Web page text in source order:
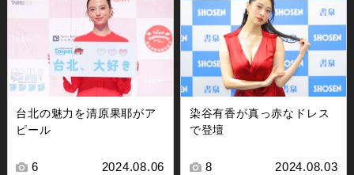
台北の魅力を清原果耶がア
ピール
6 2024.08.06
染谷有香が真っ赤なドレス
で登壇
8 2024.08.03